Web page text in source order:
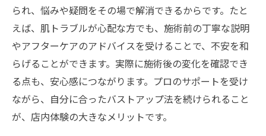
られ、悩みや疑問をその場で解消できるからです。たと
えば、肌トラブルが心配な方でも、施術前の丁寧な説明
やアフターケアのアドバイスを受けることで、不安を和
らげることができます。実際に施術後の変化を確認でき
る点も、安心感につながります。プロのサポートを受け
ながら、自分に合ったバストアップ法を続けられること
が、店内体験の大きなメリットです。